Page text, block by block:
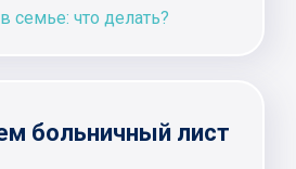
семье: что делать?
больничный лист